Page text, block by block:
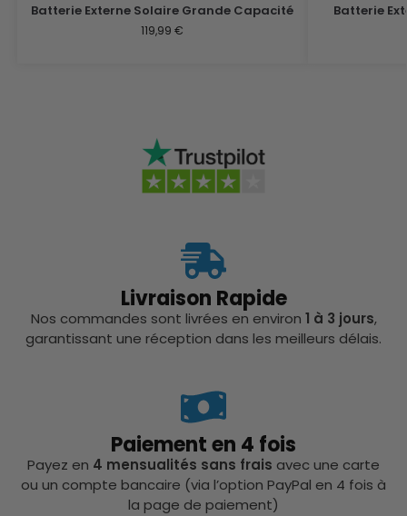
Batterie Externe Solaire Grande Capacité
119,99€
Batterie
Livraison Rapide
Nos commandes sont livrées en environ 1 à 3 jours,
garantissant une réception dans les meilleurs délais.
Paiement en 4 fois
Payez en 4 mensualités sans frais avec une carte
ou un compte bancaire (via l’option PayPal en 4 fois à
la page de paiement)